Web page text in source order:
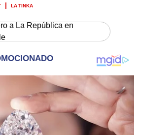
LA TINKA
a La República en